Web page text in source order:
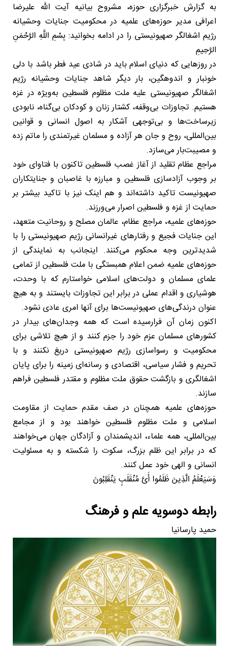
به گزارش خبرگزاری حوزه، مشروح بیانیه آیت الله علیرضا
اعرافی مدیر حوزه‌های علمیه در محکومیت جنایات وحشیانه
رژیم اشغالگر صهیونیستی را در ادامه بخوانید: بِسْمِ اللَّهِ الرَّحْمَنِ
الرَّحِیمِ
در روزهایی که دنیای اسلام باید در شادی عید فطر باشد با دلی
خونبار و اندوهگین، بار دیگر شاهد جنایات وحشیانه رژیم
اشغالگر صهیونیستی علیه ملت مظلوم فلسطین به‌ویژه در غزه
هستیم. تجاوزات بی‌وقفه، کشتار زنان و کودکان بی‌گناه، نابودی
زیرساخت‌ها و بی‌توجهی آشکار به اصول انسانی و قوانین
بین‌المللی، روح و جان هر آزاده و مسلمان غیرتمندی را ماتم زده
و مصیبت‌بار می‌سازد.
مراجع عظام تقلید از آغاز غصب فلسطین تاکنون با فتاوای خود
بر وجوب آزادسازی فلسطین و مبارزه با غاصبان و جنایتکاران
صهیونیست تاکید داشته‌اند و هم اینک نیز با تاکید بیشتر بر
حمایت از غزه و فلسطین اصرار می‌ورزند.
حوزه‌های علمیه، مراجع عظام، عالمان مصلح و روحانیت متعهد،
این جنایات فجیع و رفتارهای غیرانسانی رژیم صهیونیستی را با
شدیدترین وجه محکوم می‌کنند. اینجانب به نمایندگی از
حوزه‌های علمیه ضمن اعلام همبستگی با ملت فلسطین از تمامی
علمای مسلمان و دولت‌های اسلامی خواستارم که با وحدت،
هوشیاری و اقدام عملی در برابر این تجاوزات بایستند و به هیچ
عنوان درندگی‌های صهیونیست‌ها برای آنها امری عادی نشود.
اکنون زمان آن فرارسیده است که همه وجدان‌های بیدار در
کشورهای مسلمان عزم خود را جزم کنند و از هیچ تلاشی برای
محکومیت و رسواسازی رژیم صهیونیستی دریغ نکنند و با
تحریم و فشار سیاسی، اقتصادی و رسانه‌ای زمینه را برای پایان
اشغالگری و بازگشت حقوق ملت مظلوم و مقتدر فلسطین فراهم
سازند.
حوزه‌های علمیه همچنان در صف مقدم حمایت از مقاومت
اسلامی و ملت مظلوم فلسطین خواهند بود و از مجامع
بین‌المللی، همه علماء، اندیشمندان و آزادگان جهان می‌خواهند
که در برابر این ظلم بزرگ، سکوت را شکسته و به مسئولیت
انسانی و الهی خود عمل کنند.
وَسَیَعْلَمُ الَّذِینَ ظَلَمُوا أَیَّ مُنْقَلَبٍ یَنْقَلِبُونَ
رابطه دوسویه علم و فرهنگ
حمید پارسانیا